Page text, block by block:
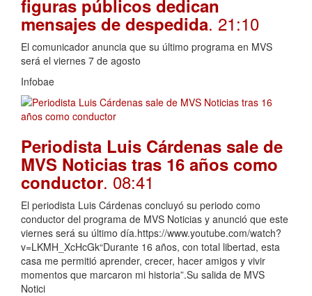
figuras públicos dedican
mensajes de despedida. 21:10
El comunicador anuncia que su último programa en MVS
será el viernes 7 de agosto
Infobae
Periodista Luis Cárdenas sale de
MVS Noticias tras 16 años como
conductor. 08:41
El periodista Luis Cárdenas concluyó su periodo como
conductor del programa de MVS Noticias y anunció que este
viernes será su último día.https://www.youtube.com/watch?
v=LKMH_XcHcGk“Durante 16 años, con total libertad, esta
casa me permitió aprender, crecer, hacer amigos y vivir
momentos que marcaron mi historia”.Su salida de MVS
Notici